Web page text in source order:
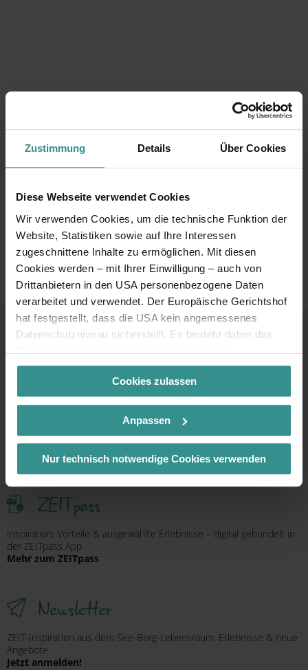
Zustimmung Details Über Cookies
Diese Webseite verwendet Cookies
Wir verwenden Cookies, um die technische Funktion der
Website, Statistiken sowie auf Ihre Interessen
zugeschnittene Inhalte zu ermöglichen. Mit diesen
Cookies werden – mit Ihrer Einwilligung – auch von
Drittanbietern in den USA personenbezogene Daten
verarbeitet und verwendet. Der Europäische Gerichtshof
hat festgestellt, dass die USA kein angemessenes
Datenschutzniveau sicherstellt. Es besteht daher das
Risiko, dass Ihre Daten durch entsprechende
Anordnungen gegenüber den Drittanbietern (z.B. Google,
Meta) dem Zugriff durch US-Behörden zu Kontroll- und
Überwachungszwecken unterliegen und dagegen keine
wirksamen Rechtsbehelfe zur Verfügung stehen. Mit
Ihrem Klick auf „Cookies (inkl. US-Anbietern)
von Drittanbietern (auch in den USA) verwendet werden
ausschließlich pseudonymisiert. Weitere Details
betreffend Cookies und einer möglichen späteren
Deaktivierung finden Sie in
unsererDatenschutzerklärung
Cookies zulassen
Anpassen
Nur technisch notwendige Cookies verwenden
Erlebnis schenken
oder ausgewählte Essentials shoppen
Kontakt & Service
Infoline
Mail
info@mbn-tourismus.at
ZEITpass
Inspiration, Vorteile & ausgewählte Erlebnisse – digital gebündelt in
der ZEITpass App
Mehr zum ZEITpass
Newsletter
ZEIT-Inspiration aus dem See-Berg-Lebensraum: Erlebnisse & neue
Angebote
Jetzt anmelden!